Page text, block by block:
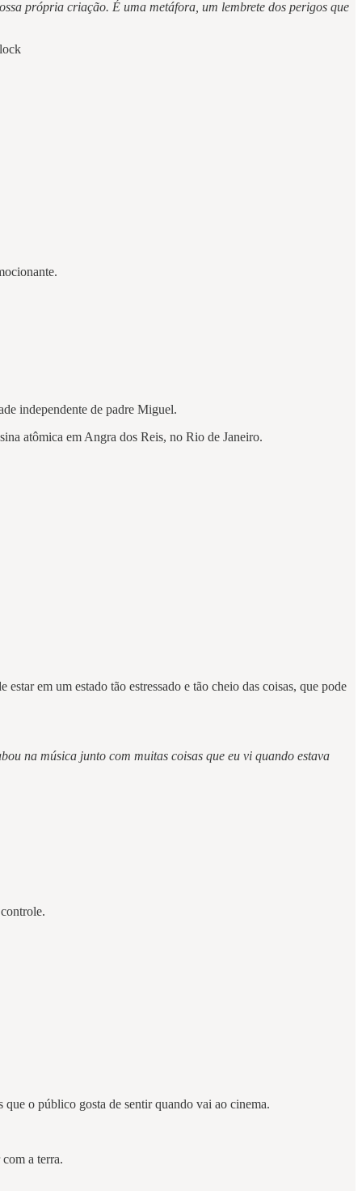
própria criação. É uma metáfora, um lembrete dos perigos que
independente de padre Miguel.
atômica em Angra dos Reis, no Rio de Janeiro.
em um estado tão estressado e tão cheio das coisas, que pode
na música junto com muitas coisas que eu vi quando estava
que o público gosta de sentir quando vai ao cinema.
a terra.